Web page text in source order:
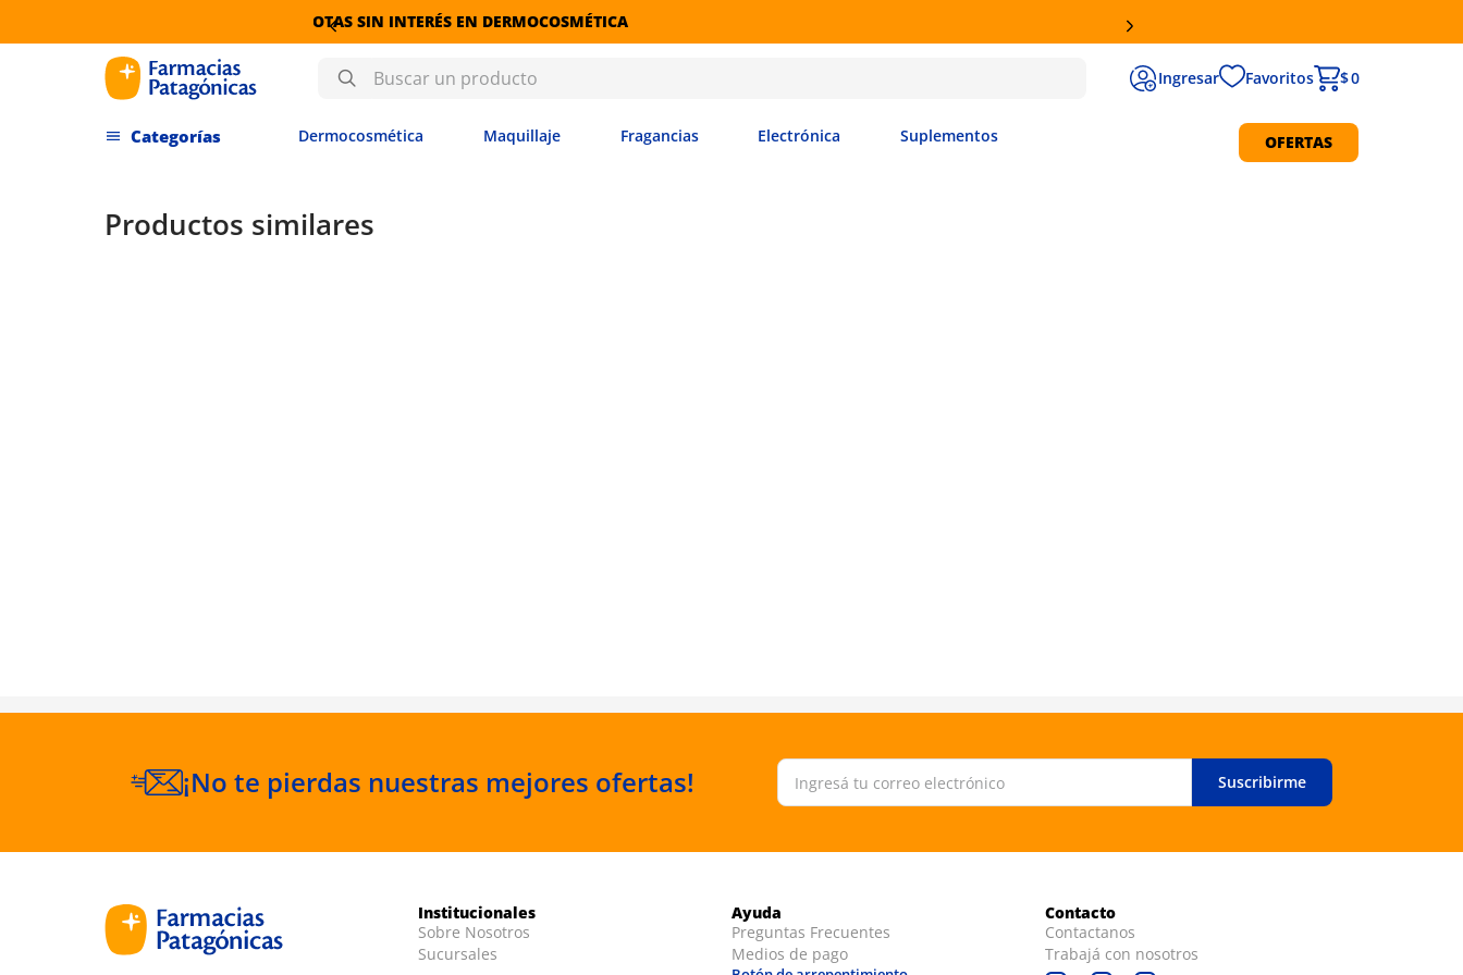
6 CUOTAS SIN INTERÉS EN DERMOCOSMÉTICA RETIRO GRATIS EN SUCURSALES
Buscar un producto Favoritos $ 0
Dermocosmética Maquillaje Fragancias Electrónica Suplementos OFERTAS
Productos similares
¡No te pierdas nuestras mejores ofertas! Suscribirme
Institucionales
Sobre Nosotros
Sucursales
Ayuda
Preguntas Frecuentes
Medios de pago
Contacto
Contactanos
Trabajá con nosotros